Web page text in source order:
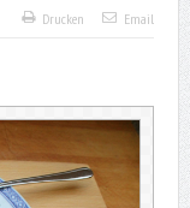
Drucken Email